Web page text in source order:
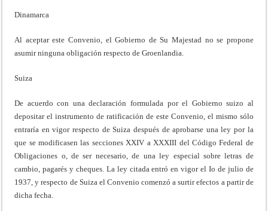
Dinamarca
Al aceptar este Convenio, el Gobierno de Su Majestad no se propone
asumir ninguna obligación respecto de Groenlandia.
Suiza
De acuerdo con una declaración formulada por el Gobierno suizo al
depositar el instrumento de ratificación de este Convenio, el mismo sólo
entraría en vigor respecto de Suiza después de aprobarse una ley por la
que se modificasen las secciones XXIV a XXXIII del Código Federal de
Obligaciones o, de ser necesario, de una ley especial sobre letras de
cambio, pagarés y cheques. La ley citada entró en vigor el Io de julio de
1937, y respecto de Suiza el Convenio comenzó a surtir efectos a partir de
dicha fecha.